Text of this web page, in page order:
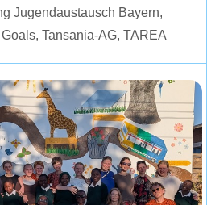
Jugendaustausch Bayern,
, Tansania-AG, TAREA